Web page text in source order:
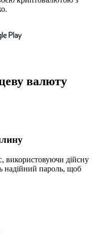
валюту
використовуючи дійсну
надійний пароль, щоб